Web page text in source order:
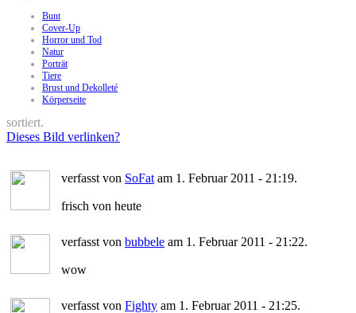
Bunt
Cover-Up
Horror und Tod
Natur
Porträt
Tiere
Brust und Dekolleté
Körperseite
sortiert.
Dieses Bild verlinken?
verfasst von SoFat am 1. Februar 2011 - 21:19.
frisch von heute
verfasst von bubbele am 1. Februar 2011 - 21:22.
wow
verfasst von Fighty am 1. Februar 2011 - 21:25.